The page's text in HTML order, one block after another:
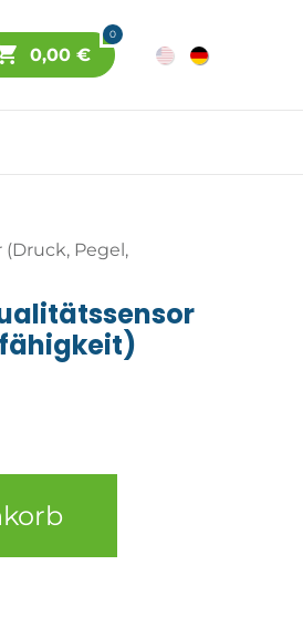
0
0,00€
Pegel,